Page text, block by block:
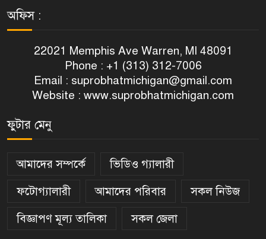
অফিস :
22021 Memphis Ave Warren, MI 48091
Phone : +1 (313) 312-7006
Email : suprobhatmichigan@gmail.com
Website : www.suprobhatmichigan.com
ফুটার মেনু
আমাদের সম্পর্কে
ভিডিও গ্যালারী
ফটোগ্যালারী
আমাদের পরিবার
সকল নিউজ
বিজ্ঞাপণ মূল্য তালিকা
সকল জেলা